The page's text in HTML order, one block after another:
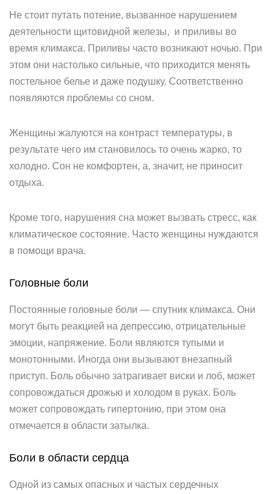
Не стоит путать потение, вызванное нарушением
деятельности щитовидной железы, и приливы во
время климакса. Приливы часто возникают ночью. При
этом они настолько сильные, что приходится менять
постельное белье и даже подушку. Соответственно
появляются проблемы со сном.
Женщины жалуются на контраст температуры, в
результате чего им становилось то очень жарко, то
холодно. Сон не комфортен, а, значит, не приносит
отдыха.
Кроме того, нарушения сна может вызвать стресс, как
климатическое состояние. Часто женщины нуждаются
в помощи врача.
Головные боли
Постоянные головные боли — спутник климакса. Они
могут быть реакцией на депрессию, отрицательные
эмоции, напряжение. Боли являются тупыми и
монотонными. Иногда они вызывают внезапный
приступ. Боль обычно затрагивает виски и лоб, может
сопровождаться дрожью и холодом в руках. Боль
может сопровождать гипертонию, при этом она
отмечается в области затылка.
Боли в области сердца
Одной из самых опасных и частых сердечных